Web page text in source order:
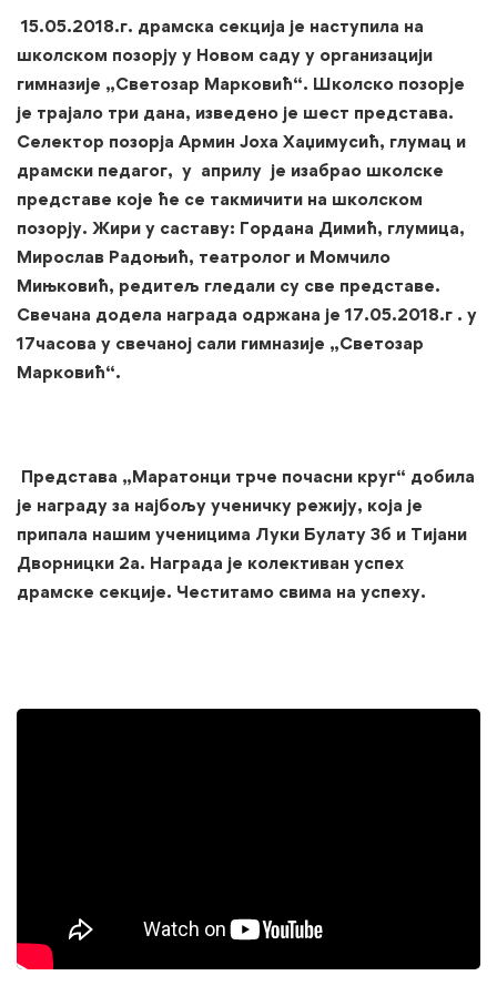
15.05.2018.г. драмска секција је наступила на
школском позорју у Новом саду у организацији
гимназије „Светозар Марковић“. Школско позорје
је трајало три дана, изведено је шест представа.
Селектор позорја Армин Јоха Хаџимусић, глумац и
драмски педагог, у априлу је изабрао школске
представе које ће се такмичити на школском
позорју. Жири у саставу: Гордана Димић, глумица,
Мирослав Радоњић, театролог и Момчило
Мињковић, редитељ гледали су све представе.
Свечана додела награда одржана је 17.05.2018.г . у
17часова у свечаној сали гимназије „Светозар
Марковић“.
Представа „Маратонци трче почасни круг“ добила
је награду за најбољу ученичку режију, која је
припала нашим ученицима Луки Булату 3б и Тијани
Дворницки 2а. Награда је колективан успех
драмске секције. Честитамо свима на успеху.